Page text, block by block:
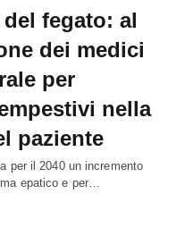
fegato: al
dei medici
per
nella
paziente
per il 2040 un incremento
epatico e per…